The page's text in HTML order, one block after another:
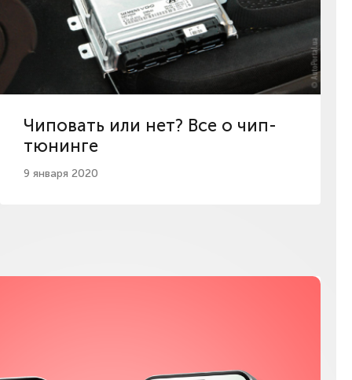
Чиповать или нет? Все о чип-
тюнинге
9 января 2020